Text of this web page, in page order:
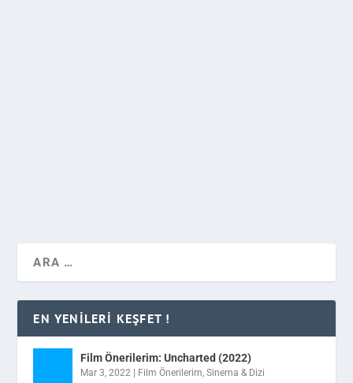
EN YENILERI KEŞFET !
Film Önerilerim: Uncharted (2022)
Mar 3, 2022 Film Önerilerim,Sinema & Dizi